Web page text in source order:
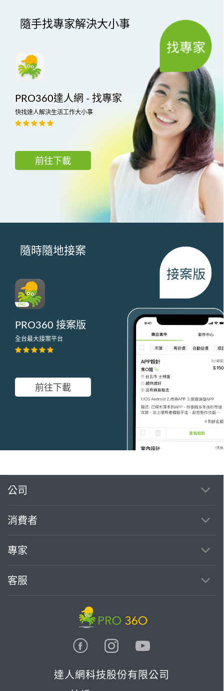
隨手找專家解決大小事
PRO360達人網 - 找專家
快找達人解決生活工作大小事
前往下載
隨時隨地接案
PRO360 接案版
全台最大接案平台
前往下載
公司
消費者
專家
客服
達人網科技股份有限公司
繼續完成